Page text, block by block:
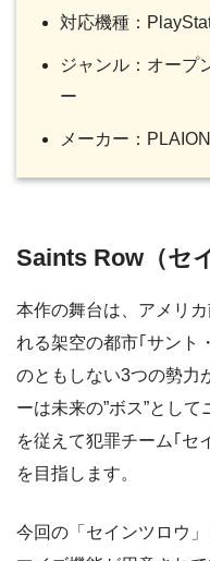
対応機種：
ジャンル：オープ
ー
メーカー：
Saints Row（セ
本作の舞台は、アメリ
れる架空の都市｢サント
のともしない3つの勢力
ーは未来の”ボス”とし
を従えて犯罪チーム｢セ
を目指します。
今回の「セインツロウ